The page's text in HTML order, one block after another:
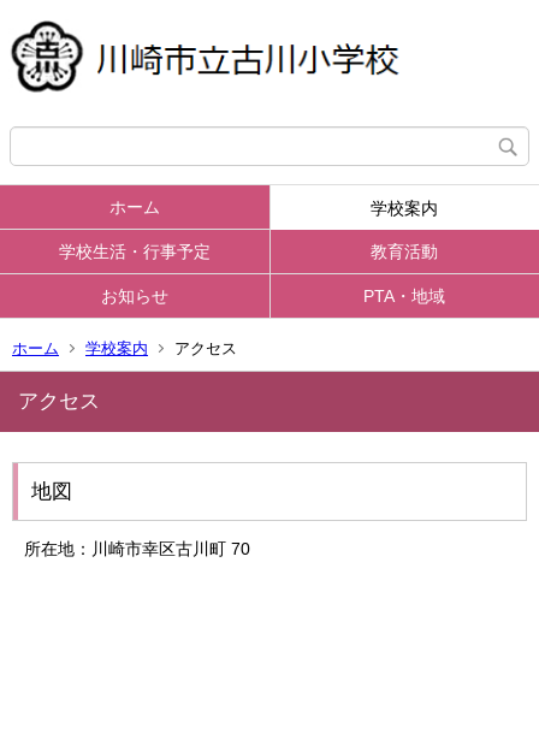
ホーム 学校案内
学校生活・行事予定 教育活動
お知らせ PTA・地域
ホーム 学校案内 アクセス
アクセス
地図
所在地：川崎市幸区古川町 70